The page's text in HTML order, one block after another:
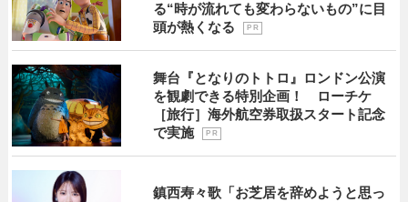
る“時が流れても変わらないもの”に目
頭が熱くなる
P R
舞台『となりのトトロ』ロンドン公演
を観劇できる特別企画！ ローチケ
［旅行］海外航空券取扱スタート記念
で実施
P R
鎮西寿々歌「お芝居を辞めようと思っ